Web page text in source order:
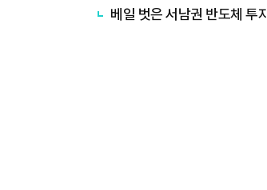
베일 벗은 서남권 반도체 투